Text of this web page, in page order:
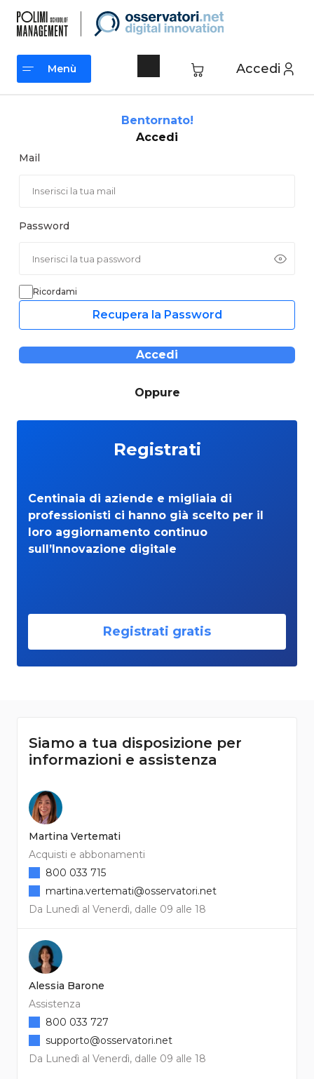
contenuto
Accedi
Menù
Bentornato!
Accedi
Mail
Password
Ricordami
Recupera la Password
Accedi
Oppure
Registrati
Centinaia di aziende e migliaia di
professionisti ci hanno già scelto per il
loro aggiornamento continuo
sull’Innovazione digitale
Registrati gratis
Siamo a tua disposizione per
informazioni e assistenza
Martina Vertemati
Acquisti e abbonamenti
Da Lunedì al Venerdì, dalle 09 alle 18
800 033 715
martina.vertemati@osservatori.net
Alessia Barone
Assistenza
Da Lunedì al Venerdì, dalle 09 alle 18
800 033 727
supporto@osservatori.net